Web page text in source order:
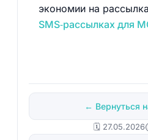
экономии на
SMS‑рассылках для
← Вернуться
🗓️ 27.05.2026